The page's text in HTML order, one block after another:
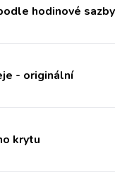
hodinové
- originální
krytu